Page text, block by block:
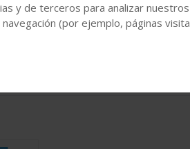
y de terceros para analizar
(por ejemplo, páginas